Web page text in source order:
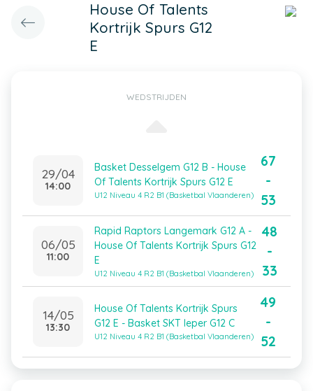
House Of Talents
Kortrijk Spurs G12
E
WEDSTRIJDEN
29/04
14:00
Basket Desselgem G12 B - House
Of Talents Kortrijk Spurs G12 E
U12 Niveau 4 R2 B1 (Basketbal Vlaanderen)
67
-
53
06/05
11:00
Rapid Raptors Langemark G12 A -
House Of Talents Kortrijk Spurs G12
E
U12 Niveau 4 R2 B1 (Basketbal Vlaanderen)
48
-
33
14/05
13:30
House Of Talents Kortrijk Spurs
G12 E - Basket SKT Ieper G12 C
U12 Niveau 4 R2 B1 (Basketbal Vlaanderen)
49
-
52